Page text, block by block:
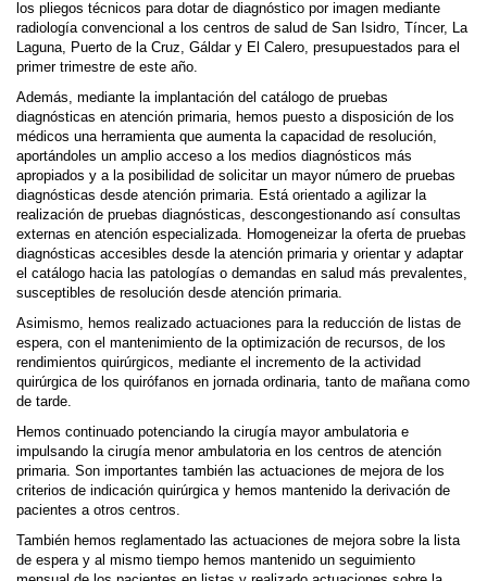
los pliegos técnicos para dotar de diagnóstico por imagen mediante
radiología convencional a los centros de salud de San Isidro, Tíncer, La
Laguna, Puerto de la Cruz, Gáldar y El Calero, presupuestados para el
primer trimestre de este año.
Además, mediante la implantación del catálogo de pruebas
diagnósticas en atención primaria, hemos puesto a disposición de los
médicos una herramienta que aumenta la capacidad de resolución,
aportándoles un amplio acceso a los medios diagnósticos más
apropiados y a la posibilidad de solicitar un mayor número de pruebas
diagnósticas desde atención primaria. Está orientado a agilizar la
realización de pruebas diagnósticas, descongestionando así consultas
externas en atención especializada. Homogeneizar la oferta de pruebas
diagnósticas accesibles desde la atención primaria y orientar y adaptar
el catálogo hacia las patologías o demandas en salud más prevalentes,
susceptibles de resolución desde atención primaria.
Asimismo, hemos realizado actuaciones para la reducción de listas de
espera, con el mantenimiento de la optimización de recursos, de los
rendimientos quirúrgicos, mediante el incremento de la actividad
quirúrgica de los quirófanos en jornada ordinaria, tanto de mañana como
de tarde.
Hemos continuado potenciando la cirugía mayor ambulatoria e
impulsando la cirugía menor ambulatoria en los centros de atención
primaria. Son importantes también las actuaciones de mejora de los
criterios de indicación quirúrgica y hemos mantenido la derivación de
pacientes a otros centros.
También hemos reglamentado las actuaciones de mejora sobre la lista
de espera y al mismo tiempo hemos mantenido un seguimiento